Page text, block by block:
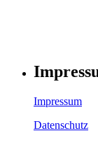
Impressum
Datenschutz